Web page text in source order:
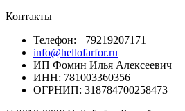
Контакты
Телефон: +79219207171
info@hellofarfor.ru
ИП Фомин Илья Алексеевич
ИНН: 781003360356
ОГРНИП: 318784700258473